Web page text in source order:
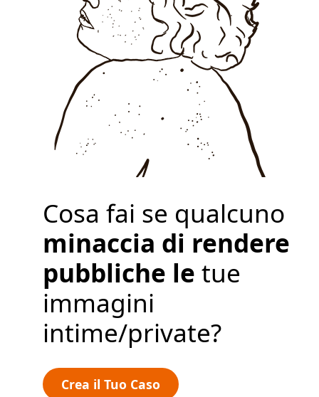
Politica sulla Privacy
Cosa fai se qualcuno
minaccia di rendere
pubbliche le tue
immagini
intime/private?
Crea il Tuo Caso